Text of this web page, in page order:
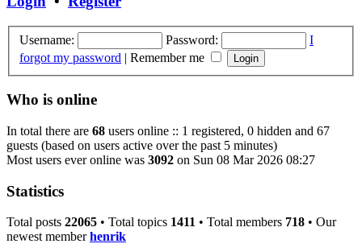
Username: Password:
I
forgot my password | Remember me
Who is online
In total there are 68 users online :: 1 registered, 0 hidden and 67
guests (based on users active over the past 5 minutes)
Most users ever online was 3092 on Sun 08 Mar 2026 08:27
Statistics
Total posts 22065 • Total topics 1411 • Total members 718 • Our
newest memberhenrik